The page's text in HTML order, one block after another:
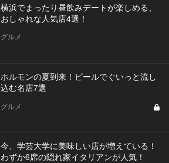
横浜でまったり昼飲みデートが楽しめる、
おしゃれな人気店4選！
グルメ
ホルモンの夏到来！ビールでぐいっと流し
込む名店7選
グルメ
今、学芸大学に美味しい店が増えている！
わずか6席の隠れ家イタリアンが人気！